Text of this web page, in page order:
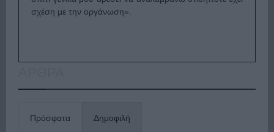
σχέση με την οργάνωση».
Πρόσφατα Δημοφιλή